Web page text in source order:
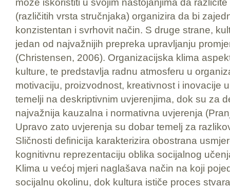
može iskoristiti u svojim nastojanjima da različite
(različitih vrsta stručnjaka) organizira da bi
konzistentan i svrhovit način. S druge strane,
jedan od najvažnijih prepreka upravljanju
(Christensen, 2006). Organizacijska klima
kulture, te predstavlja radnu atmosferu u
motivaciju, proizvodnost, kreativnost i inovacije
temelji na deskriptivnim uvjerenjima, dok su za
najvažnija kauzalna i normativna uvjerenja
Upravo zato uvjerenja su dobar temelj za
Sličnosti definicija karakterizira obostrana
kognitivnu reprezentaciju oblika socijalnog
Klima u većoj mjeri naglašava način na koji
socijalnu okolinu, dok kultura ističe proces